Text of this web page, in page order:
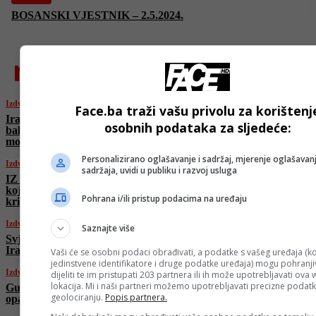
BOSANSKI VJESTNIK – 2.5.2024.
najnovije
Izdvojeno
Iranska vojska potvrdila da je prvi put ispalila
balističku raketu sa više bojevih glava: “Nema
moći ni snage osim kod Allaha”
Izdvojeno
IZ MINUTE U MINUTU: Iran ispalio raketu
koja do sada nije korištena, Trump na meti
kritika
Izdvojeno
Svjetski lideri reagovali na napad SAD-a na
Iran
Izdvojeno
Gutereš o napadima SAD na Iran: Ovo je
opasna eskalacija
Face.ba traži vašu privolu za
osobnih podataka za sljedeće:
Personalizirano oglašavanje i sadržaj, mjerenje
sadržaja, uvidi u publiku i razvoj usluga
Pohrana i/ili pristup podacima na uređaju
Saznajte više
Vaši će se osobni podaci obrađivati, a podatke s vašeg uređaja
jedinstvene identifikatore i druge podatke uređaja) mogu
dijeliti te im pristupati 203 partnera ili ih može upotrebljavati ova
lokacija. Mi i naši partneri možemo upotrebljavati precizne
geolociranju. Popis partnera.